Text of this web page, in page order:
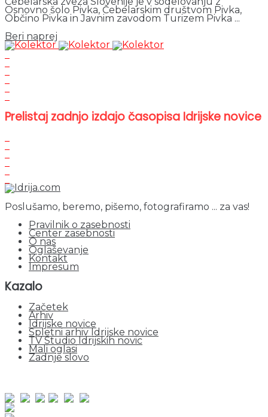
Osnovno šolo Pivka, Čebelarskim društvom Pivka,
Občino Pivka in Javnim zavodom Turizem Pivka ...
Beri naprej
Prelistaj zadnjo izdajo časopisa Idrijske novice
Poslušamo, beremo, pišemo, fotografiramo ... za vas!
Pravilnik o zasebnosti
Center zasebnosti
O nas
Oglaševanje
Kontakt
Impresum
Kazalo
Začetek
Arhiv
Idrijske novice
Spletni arhiv Idrijske novice
TV Studio Idrijskih novic
Mali oglasi
Zadnje slovo